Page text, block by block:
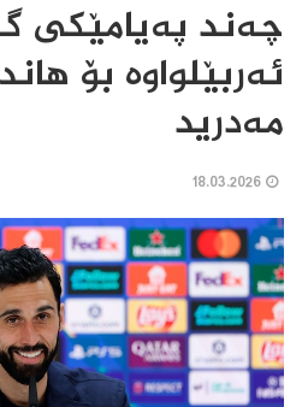
چەند پەیامێکی
ئەربێلواوە بۆ
مەدرید